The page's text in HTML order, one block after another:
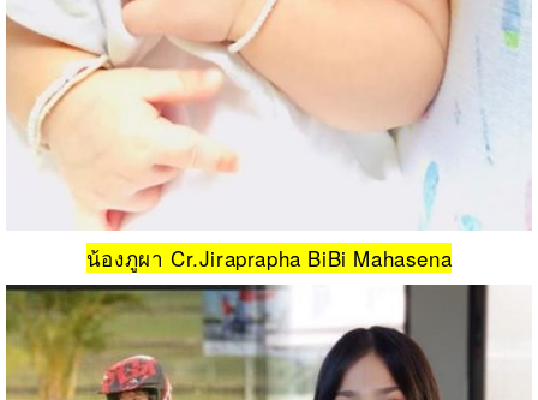
น้องภูผา Cr.Jiraprapha BiBi Mahasena